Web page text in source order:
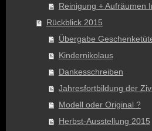
Reinigung + Aufräumen
Rückblick 2015
Übergabe
Kindernikolaus
Dankesschreiben
Jahresfortbildung der
Modell oder Original ?
Herbst-Ausstellung 2015